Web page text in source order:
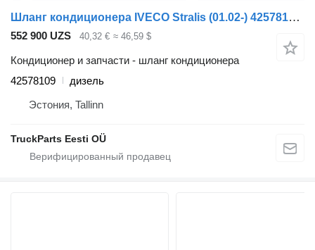
Шланг кондиционера IVECO Stralis (01.02-) 42578109 для тягача IVECO Stralis, Trakker (2002-)
552 900 UZS 40,32 € ≈ 46,59 $
Кондиционер и запчасти - шланг кондиционера
42578109
дизель
Эстония, Tallinn
TruckParts Eesti OÜ